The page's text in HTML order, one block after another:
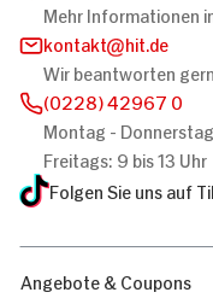
Mehr Informationen
kontakt
hit.de
Wir beantworten
(0228) 42967 0
Montag -
Freitags: 9 bis 13 Uhr
Folgen Sie uns auf
Angebote & Coupons